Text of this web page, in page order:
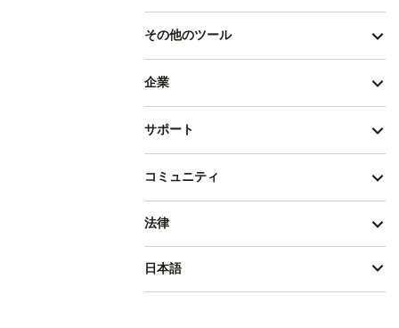
その他のツール
企業
サポート
コミュニティ
法律
日本語